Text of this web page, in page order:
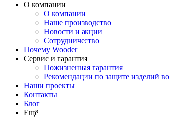
О компании
О компании
Наше производство
Новости и акции
Сотрудничество
Почему Wooder
Сервис и гарантия
Пожизненная гарантия
Рекомендации по защите изделий
Наши проекты
Контакты
Блог
Ещё